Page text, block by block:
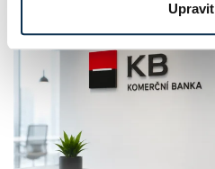
Upravit